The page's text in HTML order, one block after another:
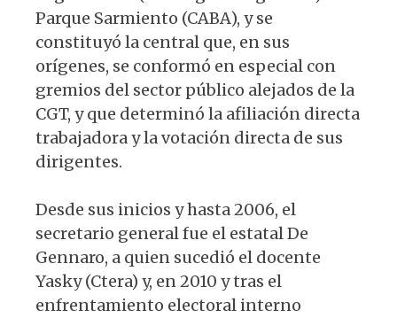
Parque Sarmiento (CABA), y se
constituyó la central que, en sus
orígenes, se conformó en especial con
gremios del sector público alejados de la
CGT, y que determinó la afiliación directa
trabajadora y la votación directa de sus
dirigentes.
Desde sus inicios y hasta 2006, el
secretario general fue el estatal De
Gennaro, a quien sucedió el docente
Yasky (Ctera) y, en 2010 y tras el
enfrentamiento electoral interno